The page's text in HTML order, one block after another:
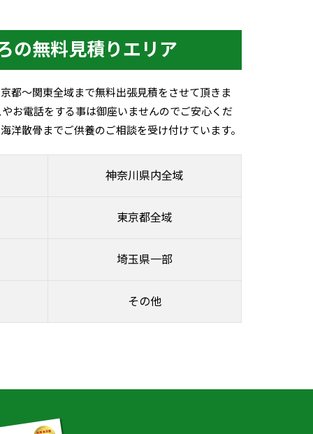
の無料見積りエリア
都～関東全域まで無料出張見積をさせて頂きま
お電話をする事は御座いませんのでご安心くだ
洋散骨までご供養のご相談を受け付けています。
神奈川県内全域
東京都全域
埼玉県一部
その他